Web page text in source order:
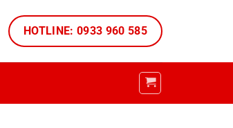
HOTLINE: 0933 960 585